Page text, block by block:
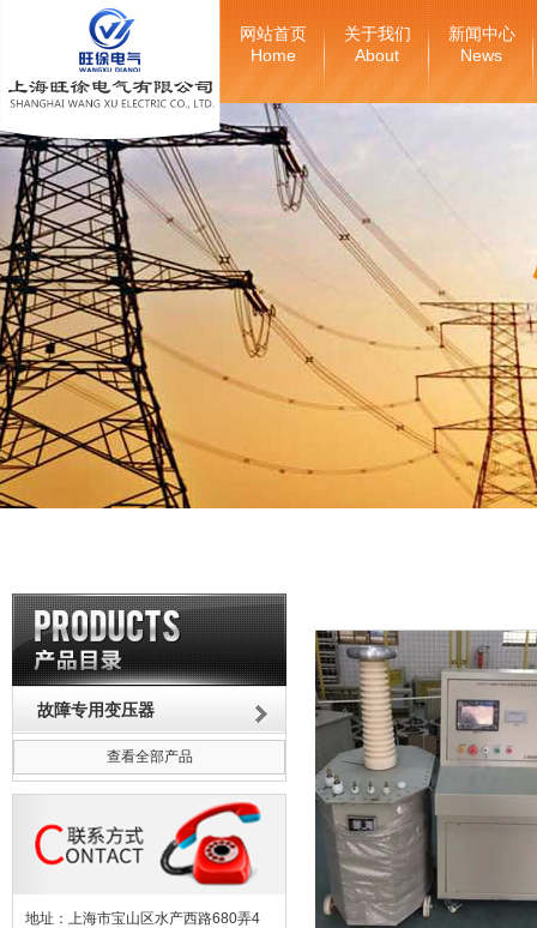
网站首页
Home
关于我们
About
新闻中心
News
故障专用变压器
查看全部产品
地址：上海市宝山区水产西路680弄4